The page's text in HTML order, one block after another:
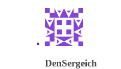
DenSergeich